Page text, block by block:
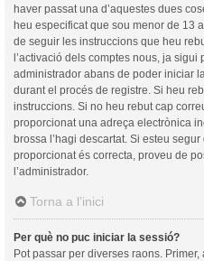
haver passat una d’aquestes dues
heu especificat que sou menor de 13
de seguir les instruccions que heu
l’activació dels comptes nous, ja sigui
administrador abans de poder iniciar
durant el procés de registre. Si heu
instruccions. Si no heu rebut cap
proporcionat una adreça electrònica
brossa l’hagi descartat. Si esteu
proporcionat és correcta, proveu de
l’administrador.
Torna a l’inici
Per què no puc iniciar la sessió?
Pot passar per diverses raons.